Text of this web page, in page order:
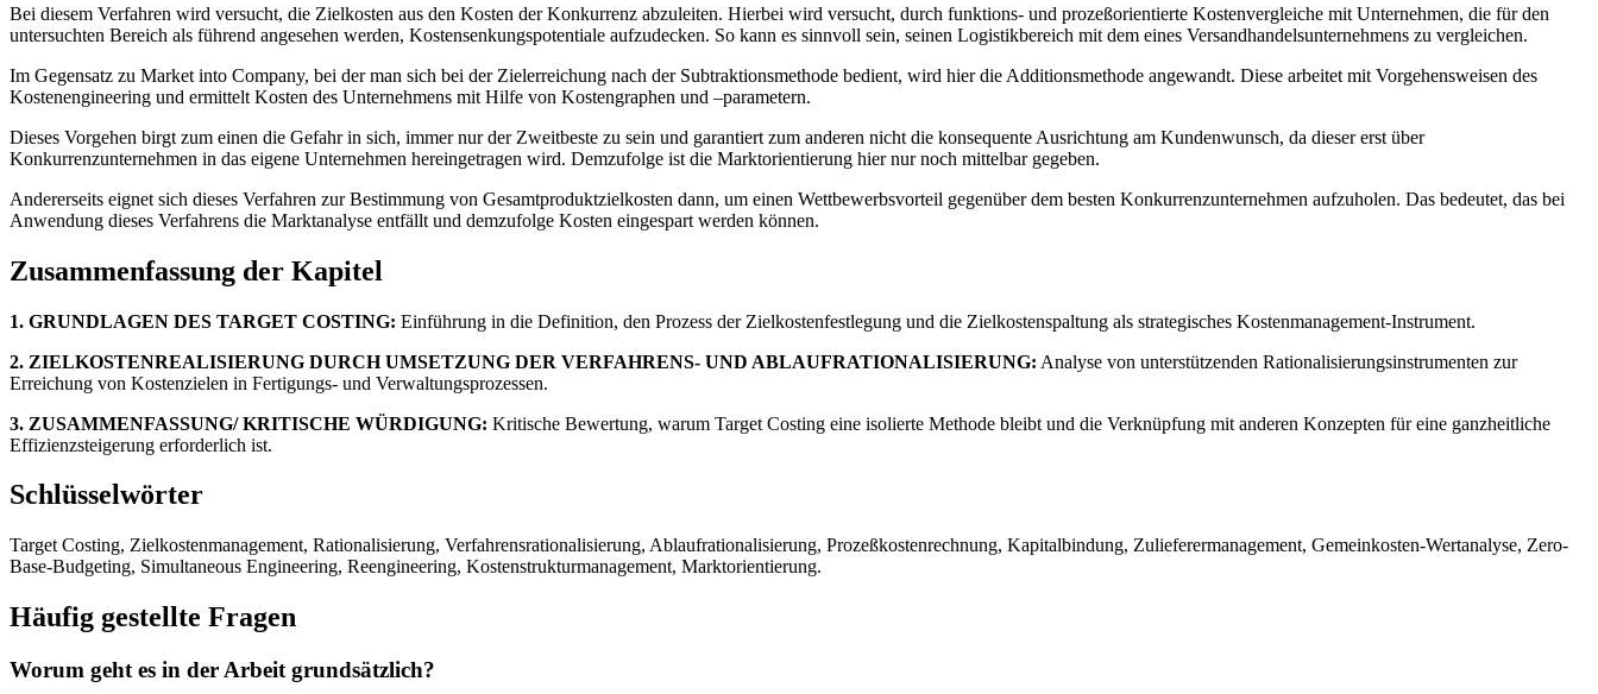
Bei diesem Verfahren wird versucht, die Zielkosten aus den Kosten der Konkurrenz abzuleiten. Hierbei wird versucht, durch funktions- und prozeßorientierte Kostenvergleiche mit Unternehmen, die für den
untersuchten Bereich als führend angesehen werden, Kostensenkungspotentiale aufzudecken. So kann es sinnvoll sein, seinen Logistikbereich mit dem eines Versandhandelsunternehmens zu vergleichen.
Im Gegensatz zu Market into Company, bei der man sich bei der Zielerreichung nach der Subtraktionsmethode bedient, wird hier die Additionsmethode angewandt. Diese arbeitet mit Vorgehensweisen des
Kostenengineering und ermittelt Kosten des Unternehmens mit Hilfe von Kostengraphen und –parametern.
Dieses Vorgehen birgt zum einen die Gefahr in sich, immer nur der Zweitbeste zu sein und garantiert zum anderen nicht die konsequente Ausrichtung am Kundenwunsch, da dieser erst über
Konkurrenzunternehmen in das eigene Unternehmen hereingetragen wird. Demzufolge ist die Marktorientierung hier nur noch mittelbar gegeben.
Andererseits eignet sich dieses Verfahren zur Bestimmung von Gesamtproduktzielkosten dann, um einen Wettbewerbsvorteil gegenüber dem besten Konkurrenzunternehmen aufzuholen. Das bedeutet, das bei
Anwendung dieses Verfahrens die Marktanalyse entfällt und demzufolge Kosten eingespart werden können.
Zusammenfassung der Kapitel
1. GRUNDLAGEN DES TARGET COSTING: Einführung in die Definition, den Prozess der Zielkostenfestlegung und die Zielkostenspaltung als strategisches Kostenmanagement-Instrument.
2. ZIELKOSTENREALISIERUNG DURCH UMSETZUNG DER VERFAHRENS- UND ABLAUFRATIONALISIERUNG: Analyse von unterstützenden Rationalisierungsinstrumenten zur
Erreichung von Kostenzielen in Fertigungs- und Verwaltungsprozessen.
3. ZUSAMMENFASSUNG/ KRITISCHE WÜRDIGUNG: Kritische Bewertung, warum Target Costing eine isolierte Methode bleibt und die Verknüpfung mit anderen Konzepten für eine ganzheitliche
Effizienzsteigerung erforderlich ist.
Schlüsselwörter
Target Costing, Zielkostenmanagement, Rationalisierung, Verfahrensrationalisierung, Ablaufrationalisierung, Prozeßkostenrechnung, Kapitalbindung, Zulieferermanagement, Gemeinkosten-Wertanalyse, Zero-
Base-Budgeting, Simultaneous Engineering, Reengineering, Kostenstrukturmanagement, Marktorientierung.
Häufig gestellte Fragen
Worum geht es in der Arbeit grundsätzlich?